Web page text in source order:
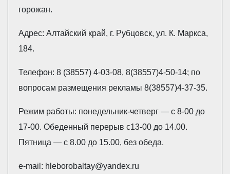
горожан.
Адрес: Алтайский край, г. Рубцовск, ул. К. Маркса,
184.
Телефон: 8 (38557) 4-03-08, 8(38557)4-50-14; по
вопросам размещения рекламы 8(38557)4-37-35.
Режим работы: понедельник-четверг — с 8-00 до
17-00. Обеденный перерыв с13-00 до 14.00.
Пятница — с 8.00 до 15.00, без обеда.
e-mail: hleborobaltay@yandex.ru